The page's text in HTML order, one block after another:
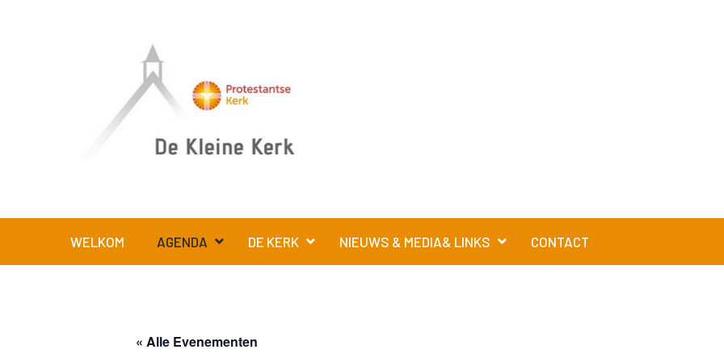
WELKOM AGENDA DE KERK NIEUWS & MEDIA& LINKS CONTACT
« Alle Evenementen